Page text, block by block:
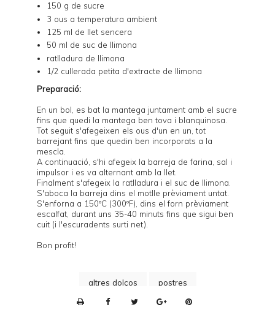
150 g de sucre
3 ous a temperatura ambient
125 ml de llet sencera
50 ml de suc de llimona
ratlladura de llimona
1/2 cullerada petita d'extracte de llimona
Preparació:
En un bol, es bat la mantega juntament amb el sucre
fins que quedi la mantega ben tova i blanquinosa.
Tot seguit s'afegeixen els ous d'un en un, tot
barrejant fins que quedin ben incorporats a la
mescla.
A continuació, s'hi afegeix la barreja de farina, sal i
impulsor i es va alternant amb la llet.
Finalment s'afegeix la ratlladura i el suc de llimona.
S'aboca la barreja dins el motlle prèviament untat.
S'enforna a 150ºC (300ºF), dins el forn prèviament
escalfat, durant uns 35-40 minuts fins que sigui ben
cuit (i l'escuradents surti net).
Bon profit!
altres dolços
postres